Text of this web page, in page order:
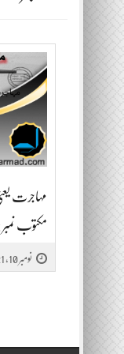
مہاجرت
مکتوب نمبر 82دفتر سوم
نومبر 10, 2021